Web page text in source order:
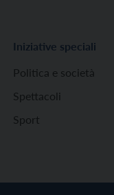
Iniziative speciali
Politica e società
Spettacoli
Sport